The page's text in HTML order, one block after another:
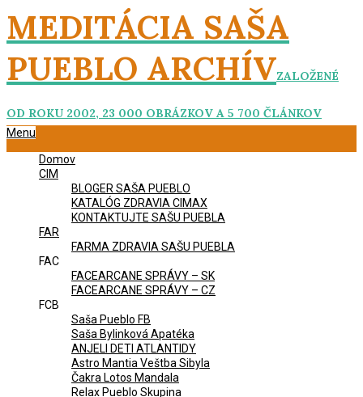
Skip
to
content
MEDITÁCIA SAŠA
PUEBLO ARCHÍVZALOŽENÉ
OD ROKU 2002, 23 000 OBRÁZKOV A 5 700 ČLÁNKOV
Primary
Menu
Domov
CIM
BLOGER SAŠA PUEBLO
KATALÓG ZDRAVIA CIMAX
KONTAKTUJTE SAŠU PUEBLA
FAR
FARMA ZDRAVIA SAŠU PUEBLA
FAC
FACEARCANE SPRÁVY – SK
FACEARCANE SPRÁVY – CZ
FCB
Saša Pueblo FB
Saša Bylinková Apatéka
ANJELI DETI ATLANTIDY
Astro Mantia Veštba Sibyla
Čakra Lotos Mandala
Relax Pueblo Skupina